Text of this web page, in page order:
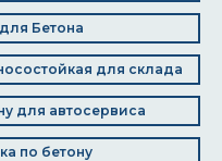
Бетона
для склада
для автосервиса
по бетону